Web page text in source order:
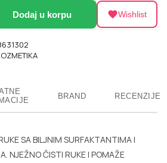
Dodaj u korpu Wishlist
BRAND RECENZIJE
SA BILJNIM SURFAKTANTIMA I
NJEŽNO ČISTI RUKE I POMAŽE